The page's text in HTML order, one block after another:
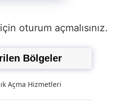
oturum açmalısınız.
Bölgeler
Açma Hizmetleri